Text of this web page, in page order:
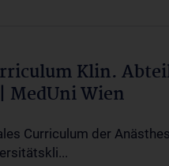
Klin.
Wien
Curriculum der